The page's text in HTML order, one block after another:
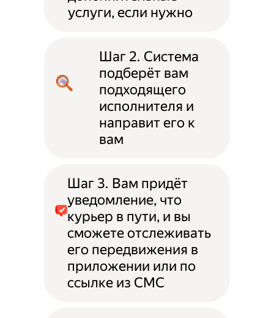
услуги, если нужно
Шаг 2. Система
подберёт вам
подходящего
исполнителя и
направит его к
вам
Шаг 3. Вам придёт
уведомление, что
курьер в пути, и вы
сможете отслеживать
его передвижения в
приложении или по
ссылке из СМС